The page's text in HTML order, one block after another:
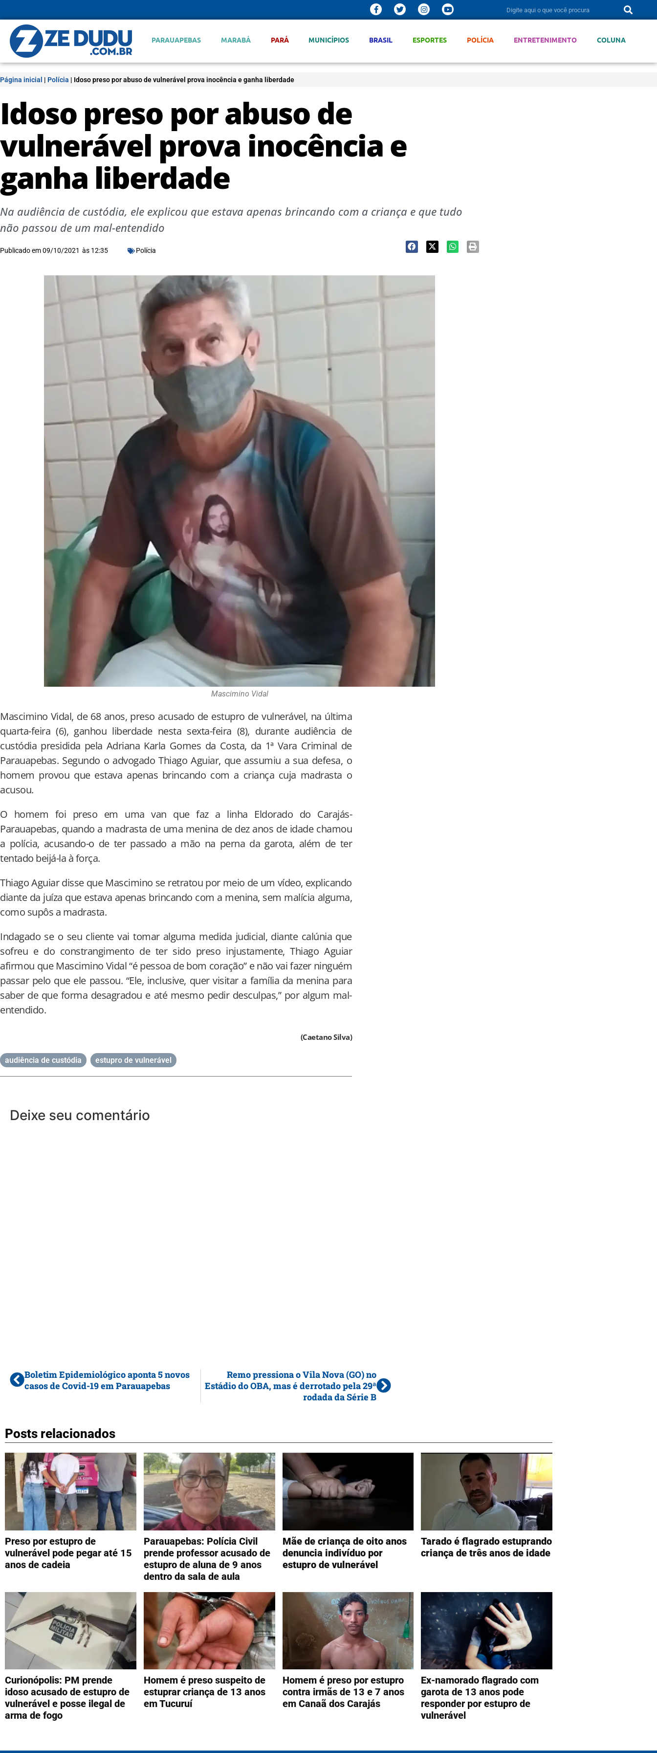
PARAUAPEBAS MARABÁ PARÁ MUNICÍPIOS BRASIL ESPORTES POLÍCIA ENTRETENIMENTO COLUNA
Página inicial | Polícia | Idoso preso por abuso de vulnerável prova inocência e ganha liberdade
Idoso preso por abuso de
vulnerável prova inocência e
ganha liberdade
Na audiência de custódia, ele explicou que estava apenas brincando com a criança e que tudo
não passou de um mal-entendido
Publicado em09/10/2021 às 12:35 Polícia
Mascimino Vidal
Mascimino Vidal, de 68 anos, preso acusado de estupro de vulnerável, na última
quarta-feira (6), ganhou liberdade nesta sexta-feira (8), durante audiência de
custódia presidida pela Adriana Karla Gomes da Costa, da 1ª Vara Criminal de
Parauapebas. Segundo o advogado Thiago Aguiar, que assumiu a sua defesa, o
homem provou que estava apenas brincando com a criança cuja madrasta o
acusou.
O homem foi preso em uma van que faz a linha Eldorado do Carajás-
Parauapebas, quando a madrasta de uma menina de dez anos de idade chamou
a polícia, acusando-o de ter passado a mão na perna da garota, além de ter
tentado beijá-la à força.
Thiago Aguiar disse que Mascimino se retratou por meio de um vídeo, explicando
diante da juíza que estava apenas brincando com a menina, sem malícia alguma,
como supôs a madrasta.
Indagado se o seu cliente vai tomar alguma medida judicial, diante calúnia que
sofreu e do constrangimento de ter sido preso injustamente, Thiago Aguiar
afirmou que Mascimino Vidal “é pessoa de bom coração” e não vai fazer ninguém
passar pelo que ele passou. “Ele, inclusive, quer visitar a família da menina para
saber de que forma desagradou e até mesmo pedir desculpas,” por algum mal-
entendido.
(Caetano Silva)
audiência de custódia estupro de vulnerável
Deixe seu comentário
Boletim Epidemiológico aponta 5 novos
casos de Covid-19 em Parauapebas
Remo pressiona o Vila Nova (GO) no
Estádio do OBA, mas é derrotado pela 29ª
rodada da Série B
Posts relacionados
Preso por estupro de
vulnerável pode pegar até 15
anos de cadeia
Parauapebas: Polícia Civil
prende professor acusado de
estupro de aluna de 9 anos
dentro da sala de aula
Mãe de criança de oito anos
denuncia indivíduo por
estupro de vulnerável
Tarado é flagrado estuprando
criança de três anos de idade
Curionópolis: PM prende
idoso acusado de estupro de
vulnerável e posse ilegal de
arma de fogo
Homem é preso suspeito de
estuprar criança de 13 anos
em Tucuruí
Homem é preso por estupro
contra irmãs de 13 e 7 anos
em Canaã dos Carajás
Ex-namorado flagrado com
garota de 13 anos pode
responder por estupro de
vulnerável